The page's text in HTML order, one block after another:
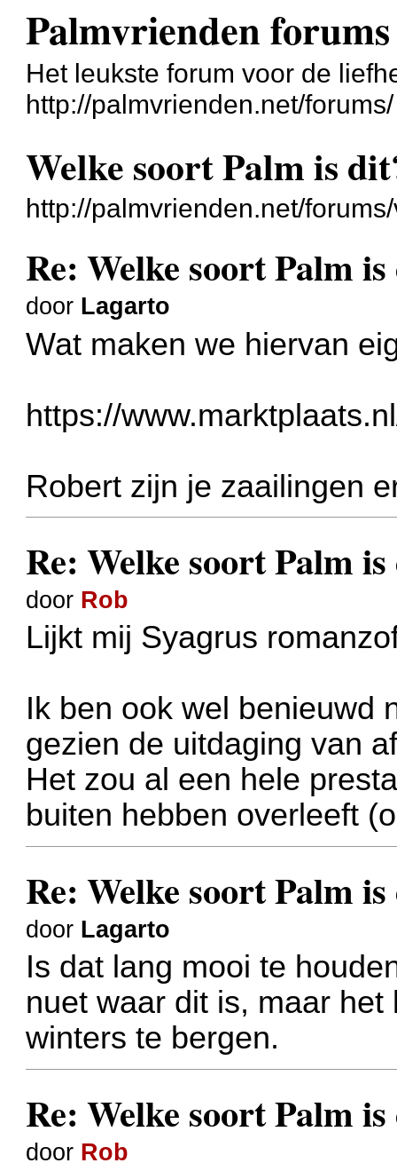
Palmvrienden forums
Het leukste forum voor de
http://palmvrienden.net/forums/
Welke soort Palm is
http://palmvrienden.net/
Re: Welke soort Palm
door Lagarto
Wat maken we hiervan
https://
Robert zijn je zaailingen
Re: Welke soort Palm
door Rob
Lijkt mij Syagrus
Ik ben ook wel benieuwd
gezien de uitdaging van
Het zou al een hele
buiten hebben overleeft
Re: Welke soort Palm
door Lagarto
Is dat lang mooi te
nuet waar dit is, maar
winters te bergen.
Re: Welke soort Palm
door Rob